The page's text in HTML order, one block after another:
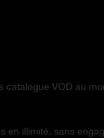
catalogue VOD au
en illimité, sans